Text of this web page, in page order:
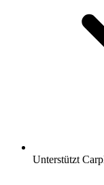
Unterstützt